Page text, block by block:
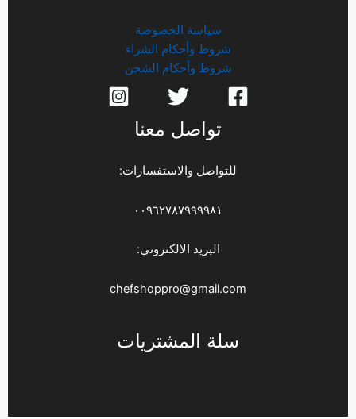
سياسة الخصوصة
شروط وأحكام الشراء
شروط وأحكام الشحن
تواصل معنا
للتواصل والاستفسارات:
٠٠٩٦٢٧٨٧٩٩٩٩٨١
البريد الالكتروني:
chefshoppro@gmail.com
سلة المشتريات